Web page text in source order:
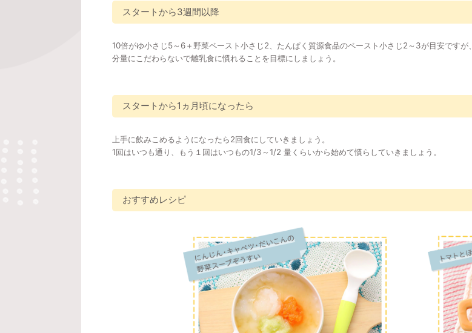
スタートから3週間以降
10倍がゆ小さじ5～6＋野菜ペースト小さじ2、たんぱく質源食品のペースト小さじ2～3が目安ですが、
分量にこだわらないで離乳食に慣れることを目標にしましょう。
スタートから1ヵ月頃になったら
上手に飲みこめるようになったら2回食にしていきましょう。
1回はいつも通り、もう１回はいつもの1/3～1/2 量くらいから始めて慣らしていきましょう。
おすすめレシピ